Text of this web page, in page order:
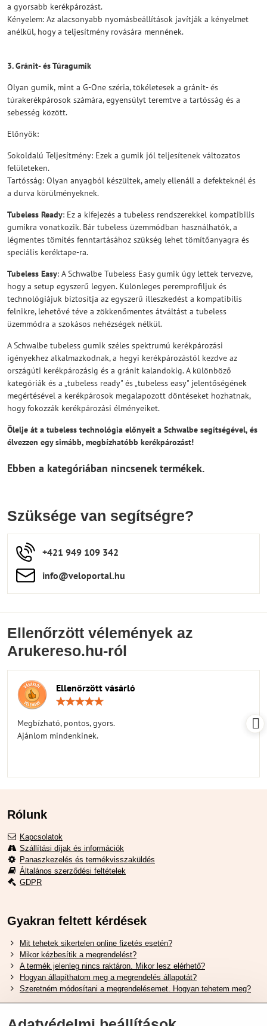
a gyorsabb kerékpározást.
Kényelem: Az alacsonyabb nyomásbeállítások javítják a kényelmet
anélkül, hogy a teljesítmény rovására mennének.
3. Gránit- és Túragumik
Olyan gumik, mint a G-One széria, tökéletesek a gránit- és
túrakerékpárosok számára, egyensúlyt teremtve a tartósság és a
sebesség között.
Előnyök:
Sokoldalú Teljesítmény: Ezek a gumik jól teljesítenek változatos
felületeken.
Tartósság: Olyan anyagból készültek, amely ellenáll a defekteknél és
a durva körülményeknek.
Tubeless Ready: Ez a kifejezés a tubeless rendszerekkel kompatibilis
gumikra vonatkozik. Bár tubeless üzemmódban használhatók, a
légmentes tömítés fenntartásához szükség lehet tömítőanyagra és
speciális keréktape-ra.
Tubeless Easy: A Schwalbe Tubeless Easy gumik úgy lettek tervezve,
hogy a setup egyszerű legyen. Különleges peremprofiljuk és
technológiájuk biztosítja az egyszerű illeszkedést a kompatibilis
felnikre, lehetővé téve a zökkenőmentes átváltást a tubeless
üzemmódra a szokásos nehézségek nélkül.
A Schwalbe tubeless gumik széles spektrumú kerékpározási
igényekhez alkalmazkodnak, a hegyi kerékpározástól kezdve az
országúti kerékpározásig és a gránit kalandokig. A különböző
kategóriák és a „tubeless ready" és „tubeless easy" jelentőségének
megértésével a kerékpárosok megalapozott döntéseket hozhatnak,
hogy fokozzák kerékpározási élményeiket.
Ölelje át a tubeless technológia előnyeit a Schwalbe segítségével, és
élvezzen egy simább, megbízhatóbb kerékpározást!
Szüksége van segítségre?
+421 949 109 342
info​​@veloportal​.hu
Ellenőrzött vélemények az
Arukereso.hu-ról
Ellenőrzött vásárló
Megbízható, pontos, gyors.
Ajánlom mindenkinek.
Rólunk
Kapcsolatok
Szállítási díjak és információk
Panaszkezelés és termékvisszaküldés
Általános szerződési feltételek
GDPR
Gyakran feltett kérdések
Mit tehetek sikertelen online fizetés esetén?
Mikor kézbesítik a megrendelést?
A termék jelenleg nincs raktáron. Mikor lesz elérhető?
Hogyan állapíthatom meg a megrendelés állapotát?
Szeretném módosítani a megrendelésemet. Hogyan tehetem meg?
Hasznos Linkek